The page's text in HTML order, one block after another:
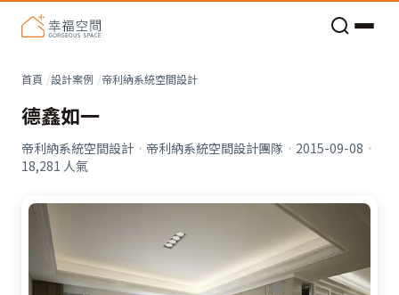
首頁 設計案例 帝利納系統空間設計
德鑫如一
帝利納系統空間設計 · 帝利納系統空間設計團隊 · 2015-09-08 ·
18,281 人氣